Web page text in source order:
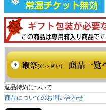
返品特約について
商品についてのお問い合わせ